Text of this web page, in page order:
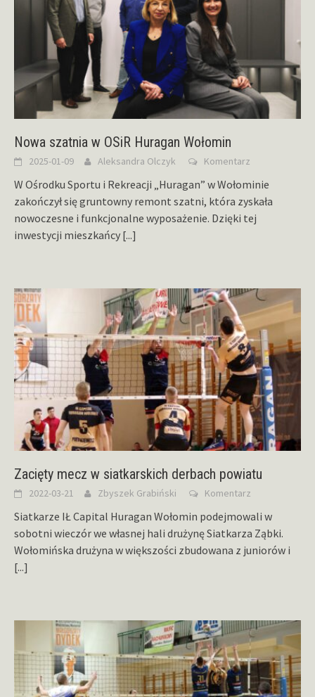
Nowa szatnia w OSiR Huragan Wołomin
2025-01-09 Aleksandra Olczyk Komentarz
W Ośrodku Sportu i Rekreacji „Huragan” w Wołominie
zakończył się gruntowny remont szatni, która zyskała
nowoczesne i funkcjonalne wyposażenie. Dzięki tej
inwestycji mieszkańcy [...]
Zacięty mecz w siatkarskich derbach powiatu
2022-03-21 Zbyszek Grabiński Komentarz
Siatkarze IŁ Capital Huragan Wołomin podejmowali w
sobotni wieczór we własnej hali drużynę Siatkarza Ząbki.
Wołomińska drużyna w większości zbudowana z juniorów i
[...]